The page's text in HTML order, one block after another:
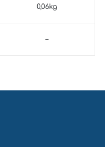
0,06kg
–